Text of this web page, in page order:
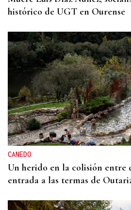
histórico de UGT en Ourense
CANEDO
Un herido en la colisión entre
entrada a las termas de